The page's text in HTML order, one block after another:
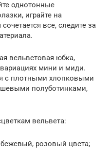
однотонные
играйте на
все, следите за
вельветовая юбка,
вариациях мини и миди.
с плотными хлопковыми
полуботинками,
вельвета:
розовый цвета;